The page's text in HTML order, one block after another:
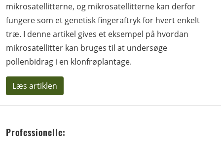
mikrosatellitterne, og mikrosatellitterne kan derfor
fungere som et genetisk fingeraftryk for hvert enkelt
træ. I denne artikel gives et eksempel på hvordan
mikrosatellitter kan bruges til at undersøge
pollenbidrag i en klonfrøplantage.
Læs artiklen
Professionelle: